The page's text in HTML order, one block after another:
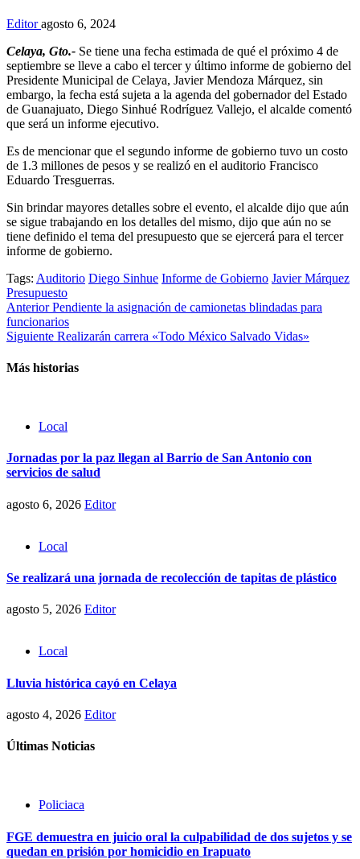
Editoragosto 6, 2024
Celaya, Gto.- Se tiene una fecha estimada de qué el próximo 4 de
septiembre se lleve a cabo el tercer y último informe de gobierno del
Presidente Municipal de Celaya, Javier Mendoza Márquez, sin
embargo, la fecha está sujeta a la agenda del gobernador del Estado
de Guanajuato, Diego Sinhué Rodríguez Vallejo, el alcalde comentó
que será un informe ejecutivo.
Es de mencionar que el segundo informe de gobierno tuvo un costo
de 1.3 millones de pesos y se realizó en el auditorio Francisco
Eduardo Tresguerras.
Sin brindar mayores detalles sobre el evento, el alcalde dijo que aún
se sigue trabajando en los detalles del mismo, dijo que aún no se
tiene definido el tema del presupuesto que se ejercerá para el tercer
informe de gobierno.
Tags: Auditorio Diego Sinhue Informe de Gobierno Javier Márquez
Presupuesto
Post
navigation
AnteriorPendiente la asignación de camionetas blindadas para
funcionarios
Siguiente Realizarán carrera «Todo México Salvado Vidas»
Más historias
Local
Jornadas por la paz llegan al Barrio de San Antonio con
servicios de salud
agosto 6, 2026 Editor
Local
Se realizará una jornada de recolección de tapitas de plástico
agosto 5, 2026 Editor
Local
Lluvia histórica cayó en Celaya
agosto 4, 2026 Editor
Últimas Noticias
Policiaca
FGE demuestra en juicio oral la culpabilidad de dos sujetos y se
quedan en prisión por homicidio en Irapuato